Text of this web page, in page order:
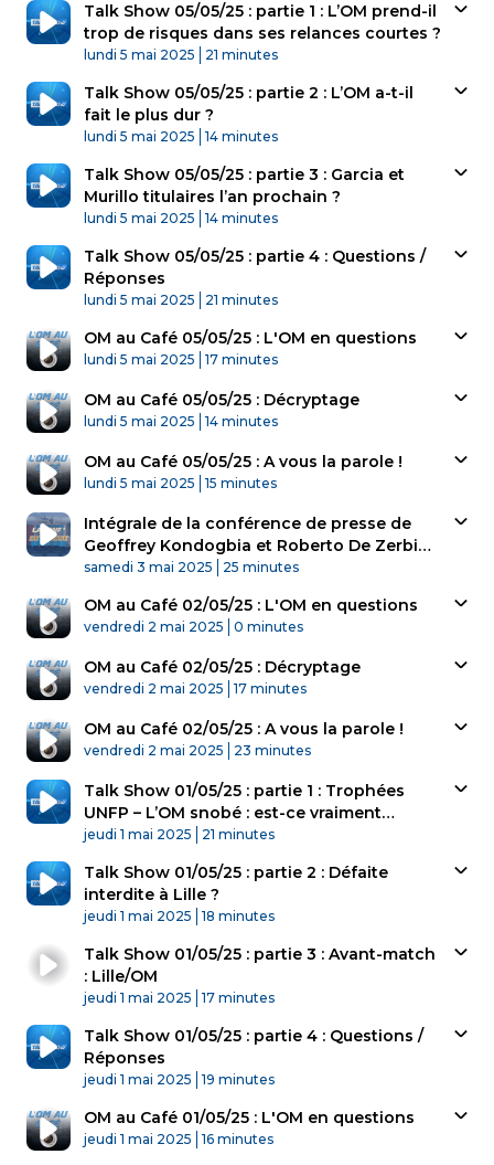
Talk Show 05/05/25 : partie 1 : L’OM prend-il
trop de risques dans ses relances courtes ?
Published At
lundi 5 mai 2025 Time
21 minutes
Talk Show 05/05/25 : partie 2 : L’OM a-t-il
fait le plus dur ?
Published At
lundi 5 mai 2025 Time
14 minutes
Talk Show 05/05/25 : partie 3 : Garcia et
Murillo titulaires l’an prochain ?
Published At
lundi 5 mai 2025 Time
14 minutes
Talk Show 05/05/25 : partie 4 : Questions /
Réponses
Published At
lundi 5 mai 2025 Time
21 minutes
OM au Café 05/05/25 : L'OM en questions
Published At
lundi 5 mai 2025 Time
17 minutes
OM au Café 05/05/25 : Décryptage
Published At
lundi 5 mai 2025 Time
14 minutes
OM au Café 05/05/25 : A vous la parole !
Published At
lundi 5 mai 2025 Time
15 minutes
Intégrale de la conférence de presse de
Geoffrey Kondogbia et Roberto De Zerbi
avant le déplacement à Lille
Published At
samedi 3 mai 2025 Time
25 minutes
OM au Café 02/05/25 : L'OM en questions
Published At
vendredi 2 mai 2025 Time
0 minutes
OM au Café 02/05/25 : Décryptage
Published At
vendredi 2 mai 2025 Time
17 minutes
OM au Café 02/05/25 : A vous la parole !
Published At
vendredi 2 mai 2025 Time
23 minutes
Talk Show 01/05/25 : partie 1 : Trophées
UNFP – L’OM snobé : est-ce vraiment
important ?
Published At
jeudi 1 mai 2025 Time
21 minutes
Talk Show 01/05/25 : partie 2 : Défaite
interdite à Lille ?
Published At
jeudi 1 mai 2025 Time
18 minutes
Talk Show 01/05/25 : partie 3 : Avant-match
: Lille/OM
Published At
jeudi 1 mai 2025 Time
17 minutes
Talk Show 01/05/25 : partie 4 : Questions /
Réponses
Published At
jeudi 1 mai 2025 Time
19 minutes
OM au Café 01/05/25 : L'OM en questions
Published At
jeudi 1 mai 2025 Time
16 minutes